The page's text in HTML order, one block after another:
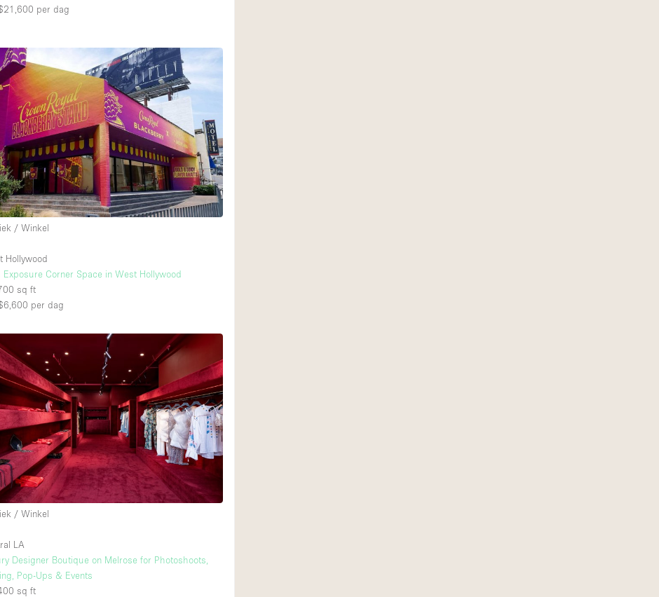
per dag
/ Winkel
Hollywood
Exposure Corner Space in West Hollywood
sq ft
per dag
/ Winkel
LA
Designer Boutique on Melrose for Photoshoots,
Pop-Ups & Events
sq ft